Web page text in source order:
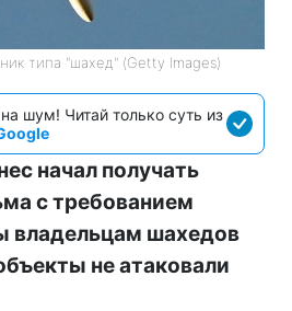
типа "шахед" (Getty Images)
шум! Читай только суть из
начал получать
с требованием
владельцам шахедов
не атаковали